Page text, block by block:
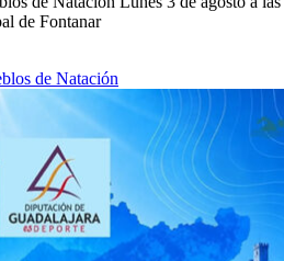
de Fontanar
de Natación